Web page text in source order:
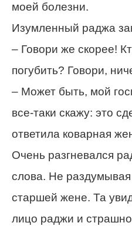
моей болезни.
Изумленный раджа
– Говори же скорее!
погубить? Говори,
– Может быть, мой
все-таки скажу: это
ответила коварная
Очень разгневался
слова. Не
старшей жене. Та
лицо раджи и